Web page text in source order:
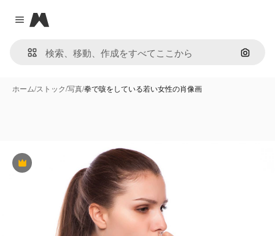
Close menu
Magnific
画像で
ホーム/ストック/写真/拳で咳をしている若い女性の肖像画
Premium